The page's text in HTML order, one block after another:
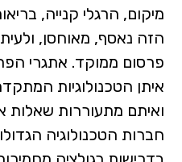
מיקום, הרגלי קנייה,
הזה נאסף, מאוחסן,
פרסום ממוקד. אתגרי
איתן הטכנולוגיות
ואיתם מתעוררות שאלות
חברות הטכנולוגיה